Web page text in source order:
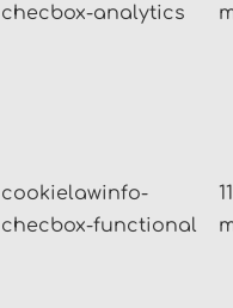
checbox-analytics
cookielawinfo-
checbox-functional
11